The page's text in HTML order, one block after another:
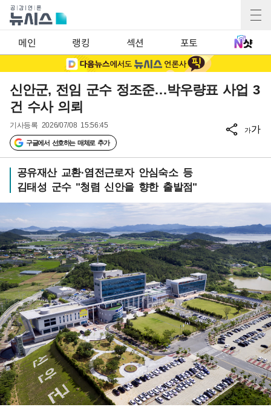
메인 랭킹 섹션 포토
신안군, 전임 군수 정조준…박우량표 사업 3
건 수사 의뢰
기사등록 2026/07/08 15:56:45
구글에서 선호하는 매체로 추가
가가
공유재산 교환·염전근로자 안심숙소 등
김태성 군수 "청렴 신안을 향한 출발점"